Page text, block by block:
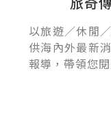
以旅遊／休閒
供海內外最新
報導，帶領您